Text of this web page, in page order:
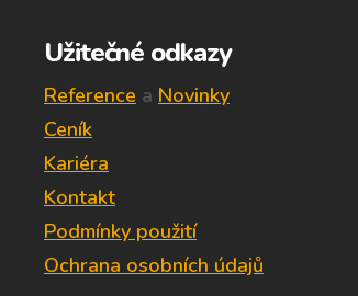
Užitečné odkazy
Reference a Novinky
Ceník
Kariéra
Kontakt
Podmínky použití
Ochrana osobních údajů